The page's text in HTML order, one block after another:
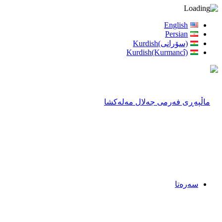
English
Persian
(سۆرانی)Kurdish
Kurdish(Kurmancî)
سەرەتا